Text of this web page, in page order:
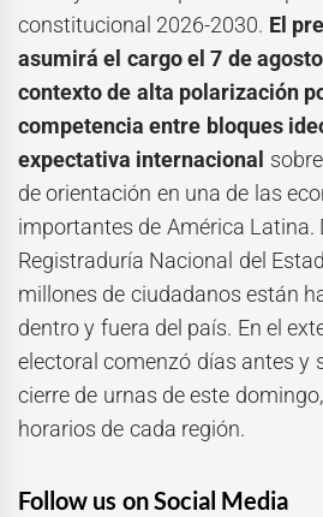
constitucional 2026-2030. El
asumirá el cargo el 7 de
contexto de alta polarización
competencia entre bloques
expectativa internacional
de orientación en una de las
importantes de América Latina.
Registraduría Nacional del
millones de ciudadanos están
dentro y fuera del país. En el
electoral comenzó días antes y
cierre de urnas de este
horarios de cada región.
Follow us on Social Media